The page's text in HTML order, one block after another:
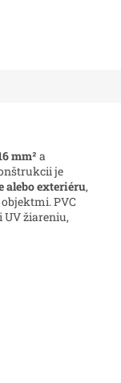
mm² a
je
alebo exteriéru,
PVC
UV žiareniu,